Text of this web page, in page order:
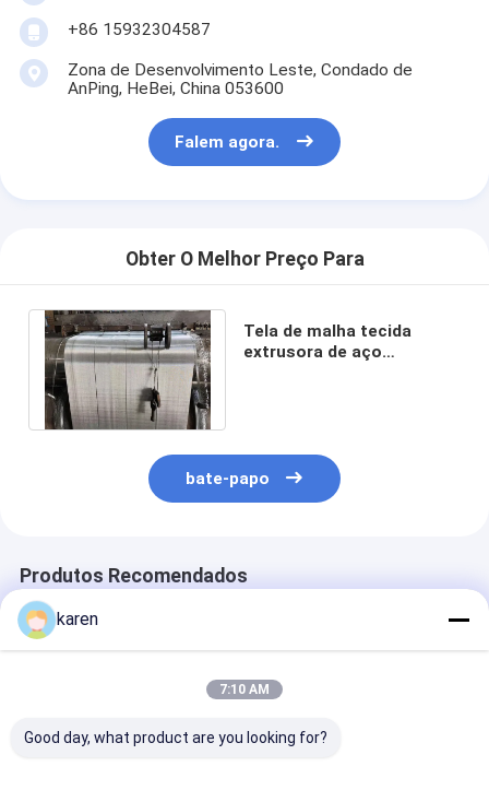
+86 15932304587
Zona de Desenvolvimento Leste, Condado de
AnPing, HeBei, China 053600
Falem agora.
Obter O Melhor Preço Para
Tela de malha tecida
extrusora de aço
bate-papo
Produtos Recomendados
karen
7:10 AM
Good day, what product are you looking for?